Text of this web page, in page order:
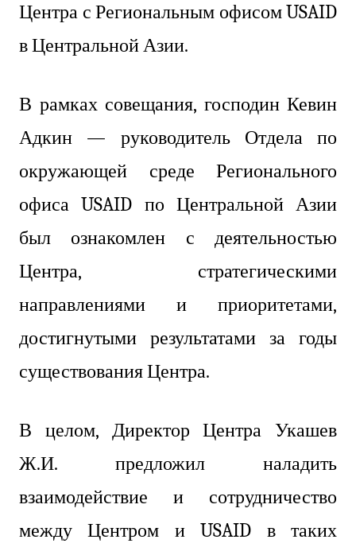
Центра с Региональным офисом USAID
в Центральной Азии.
В рамках совещания, господин Кевин
Адкин — руководитель Отдела по
окружающей среде Регионального
офиса USAID по Центральной Азии
был ознакомлен с деятельностью
Центра, стратегическими
направлениями и приоритетами,
достигнутыми результатами за годы
существования Центра.
В целом, Директор Центра Укашев
Ж.И. предложил наладить
взаимодействие и сотрудничество
между Центром и USAID в таких